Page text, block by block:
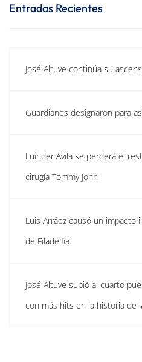
Entradas Recientes
José Altuve continúa su
Guardianes designaron para
Luinder Ávila se perderá el
cirugía Tommy John
Luis Arráez causó un impacto
de Filadelfia
José Altuve subió al cuarto
con más hits en la historia de